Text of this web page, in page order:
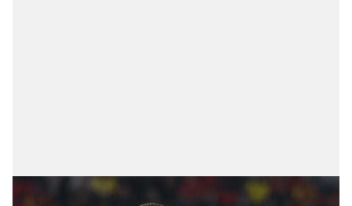
sınırlı olarak açık rızanız dahilinde kullanılacaktır.